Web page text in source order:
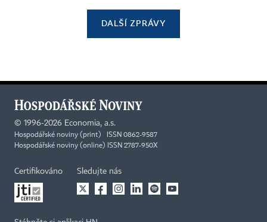
DALŠÍ ZPRÁVY
© 1996-2026 Economia, a.s.
Hospodářské noviny (print) ISSN 0862-9587
Hospodářské noviny (online) ISSN 2787-950X
Certifikováno Sledujte nás